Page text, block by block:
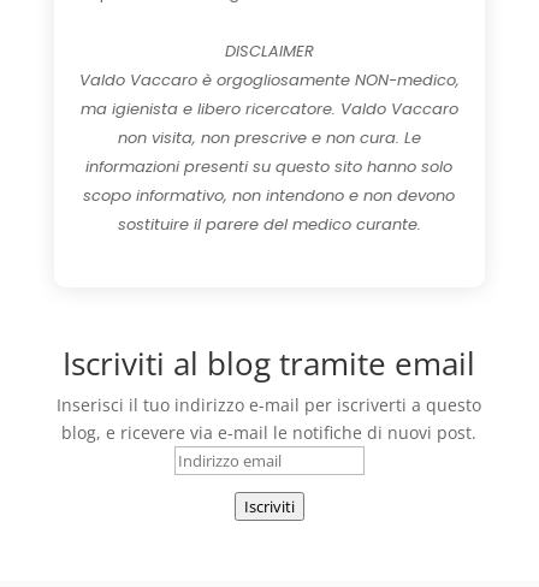
DISCLAIMER
Valdo Vaccaro è orgogliosamente NON-medico,
ma igienista e libero ricercatore. Valdo Vaccaro
non visita, non prescrive e non cura. Le
informazioni presenti su questo sito hanno solo
scopo informativo, non intendono e non devono
sostituire il parere del medico curante.
Iscriviti al blog tramite email
Inserisci il tuo indirizzo e-mail per iscriverti a questo
blog, e ricevere via e-mail le notifiche di nuovi post.
Indirizzo
Iscriviti